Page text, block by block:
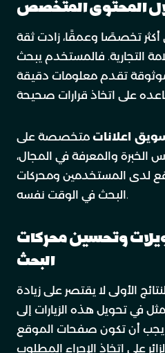
المحتوى المتخصص
أكثر تخصصًا وعمقًا، زادت ثقة
التجارية. فالمستخدم يبحث
تقدم معلومات دقيقة
اعلانات متخصصة على
الخبرة والمعرفة في المجال،
لدى المستخدمين ومحركات
البحث في الوقت نفسه.
وتحسين محركات
البحث
الأولى لا يقتصر على زيادة
في تحويل هذه الزيارات إلى
يجب أن تكون صفحات الموقع